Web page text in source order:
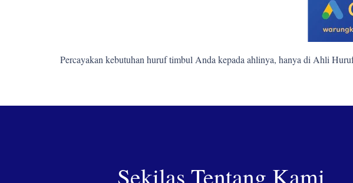
Percayakan kebutuhan huruf timbul Anda kepada ahlinya, hanya di Ahli
Sekilas Tentang Kami